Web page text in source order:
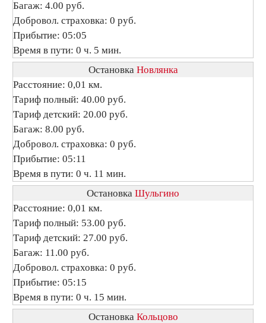
Багаж: 4.00 руб.
Добровол. страховка: 0 руб.
Прибытие: 05:05
Время в пути: 0 ч. 5 мин.
Остановка Новлянка
Расстояние: 0,01 км.
Тариф полный: 40.00 руб.
Тариф детский: 20.00 руб.
Багаж: 8.00 руб.
Добровол. страховка: 0 руб.
Прибытие: 05:11
Время в пути: 0 ч. 11 мин.
Остановка Шульгино
Расстояние: 0,01 км.
Тариф полный: 53.00 руб.
Тариф детский: 27.00 руб.
Багаж: 11.00 руб.
Добровол. страховка: 0 руб.
Прибытие: 05:15
Время в пути: 0 ч. 15 мин.
Остановка Кольцово